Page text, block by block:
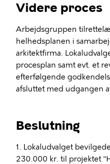
Videre proces
Arbejdsgruppen
helhedsplanen i
arkitektfirma.
procesplan samt evt. et
efterfølgende
afsluttet med udgangen
Beslutning
1. Lokaludvalget
230.000 kr. til projektet